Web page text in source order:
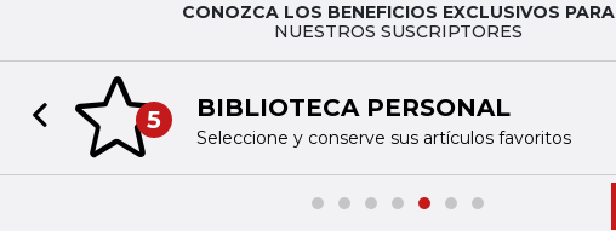
CONOZCA LOS BENEFICIOS EXCLUSIVOS PARA
NUESTROS SUSCRIPTORES
5 BIBLIOTECA PERSONAL
Seleccione y conserve sus artículos favoritos
Previous slide